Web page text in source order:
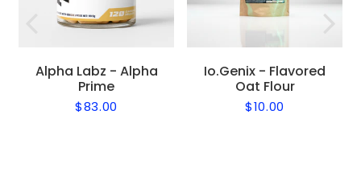
Alpha Labz - Alpha
Prime
Regular
$83.00
Io.Genix - Flavored
Oat Flour
Regular
$10.00